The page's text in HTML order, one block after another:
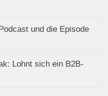
und die Episode
Lohnt sich ein B2B-